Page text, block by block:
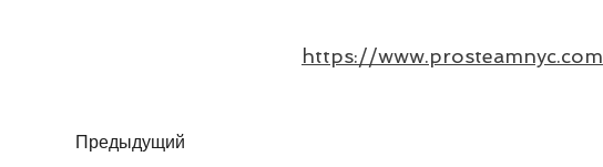
https://www.prosteamnyc.com
Предыдущий